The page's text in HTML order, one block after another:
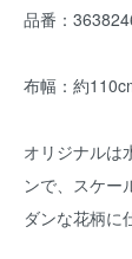
品番：
布幅：約
オリジナルは
ンで、スケー
ダンな花柄に